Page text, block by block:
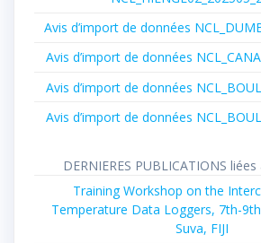
Avis d’import de données
Avis d’import de données
Avis d’import de données
Avis d’import de données
DERNIERES PUBLICATIONS
Training Workshop on the
Temperature Data Loggers, 7th-9th
Suva, FIJI